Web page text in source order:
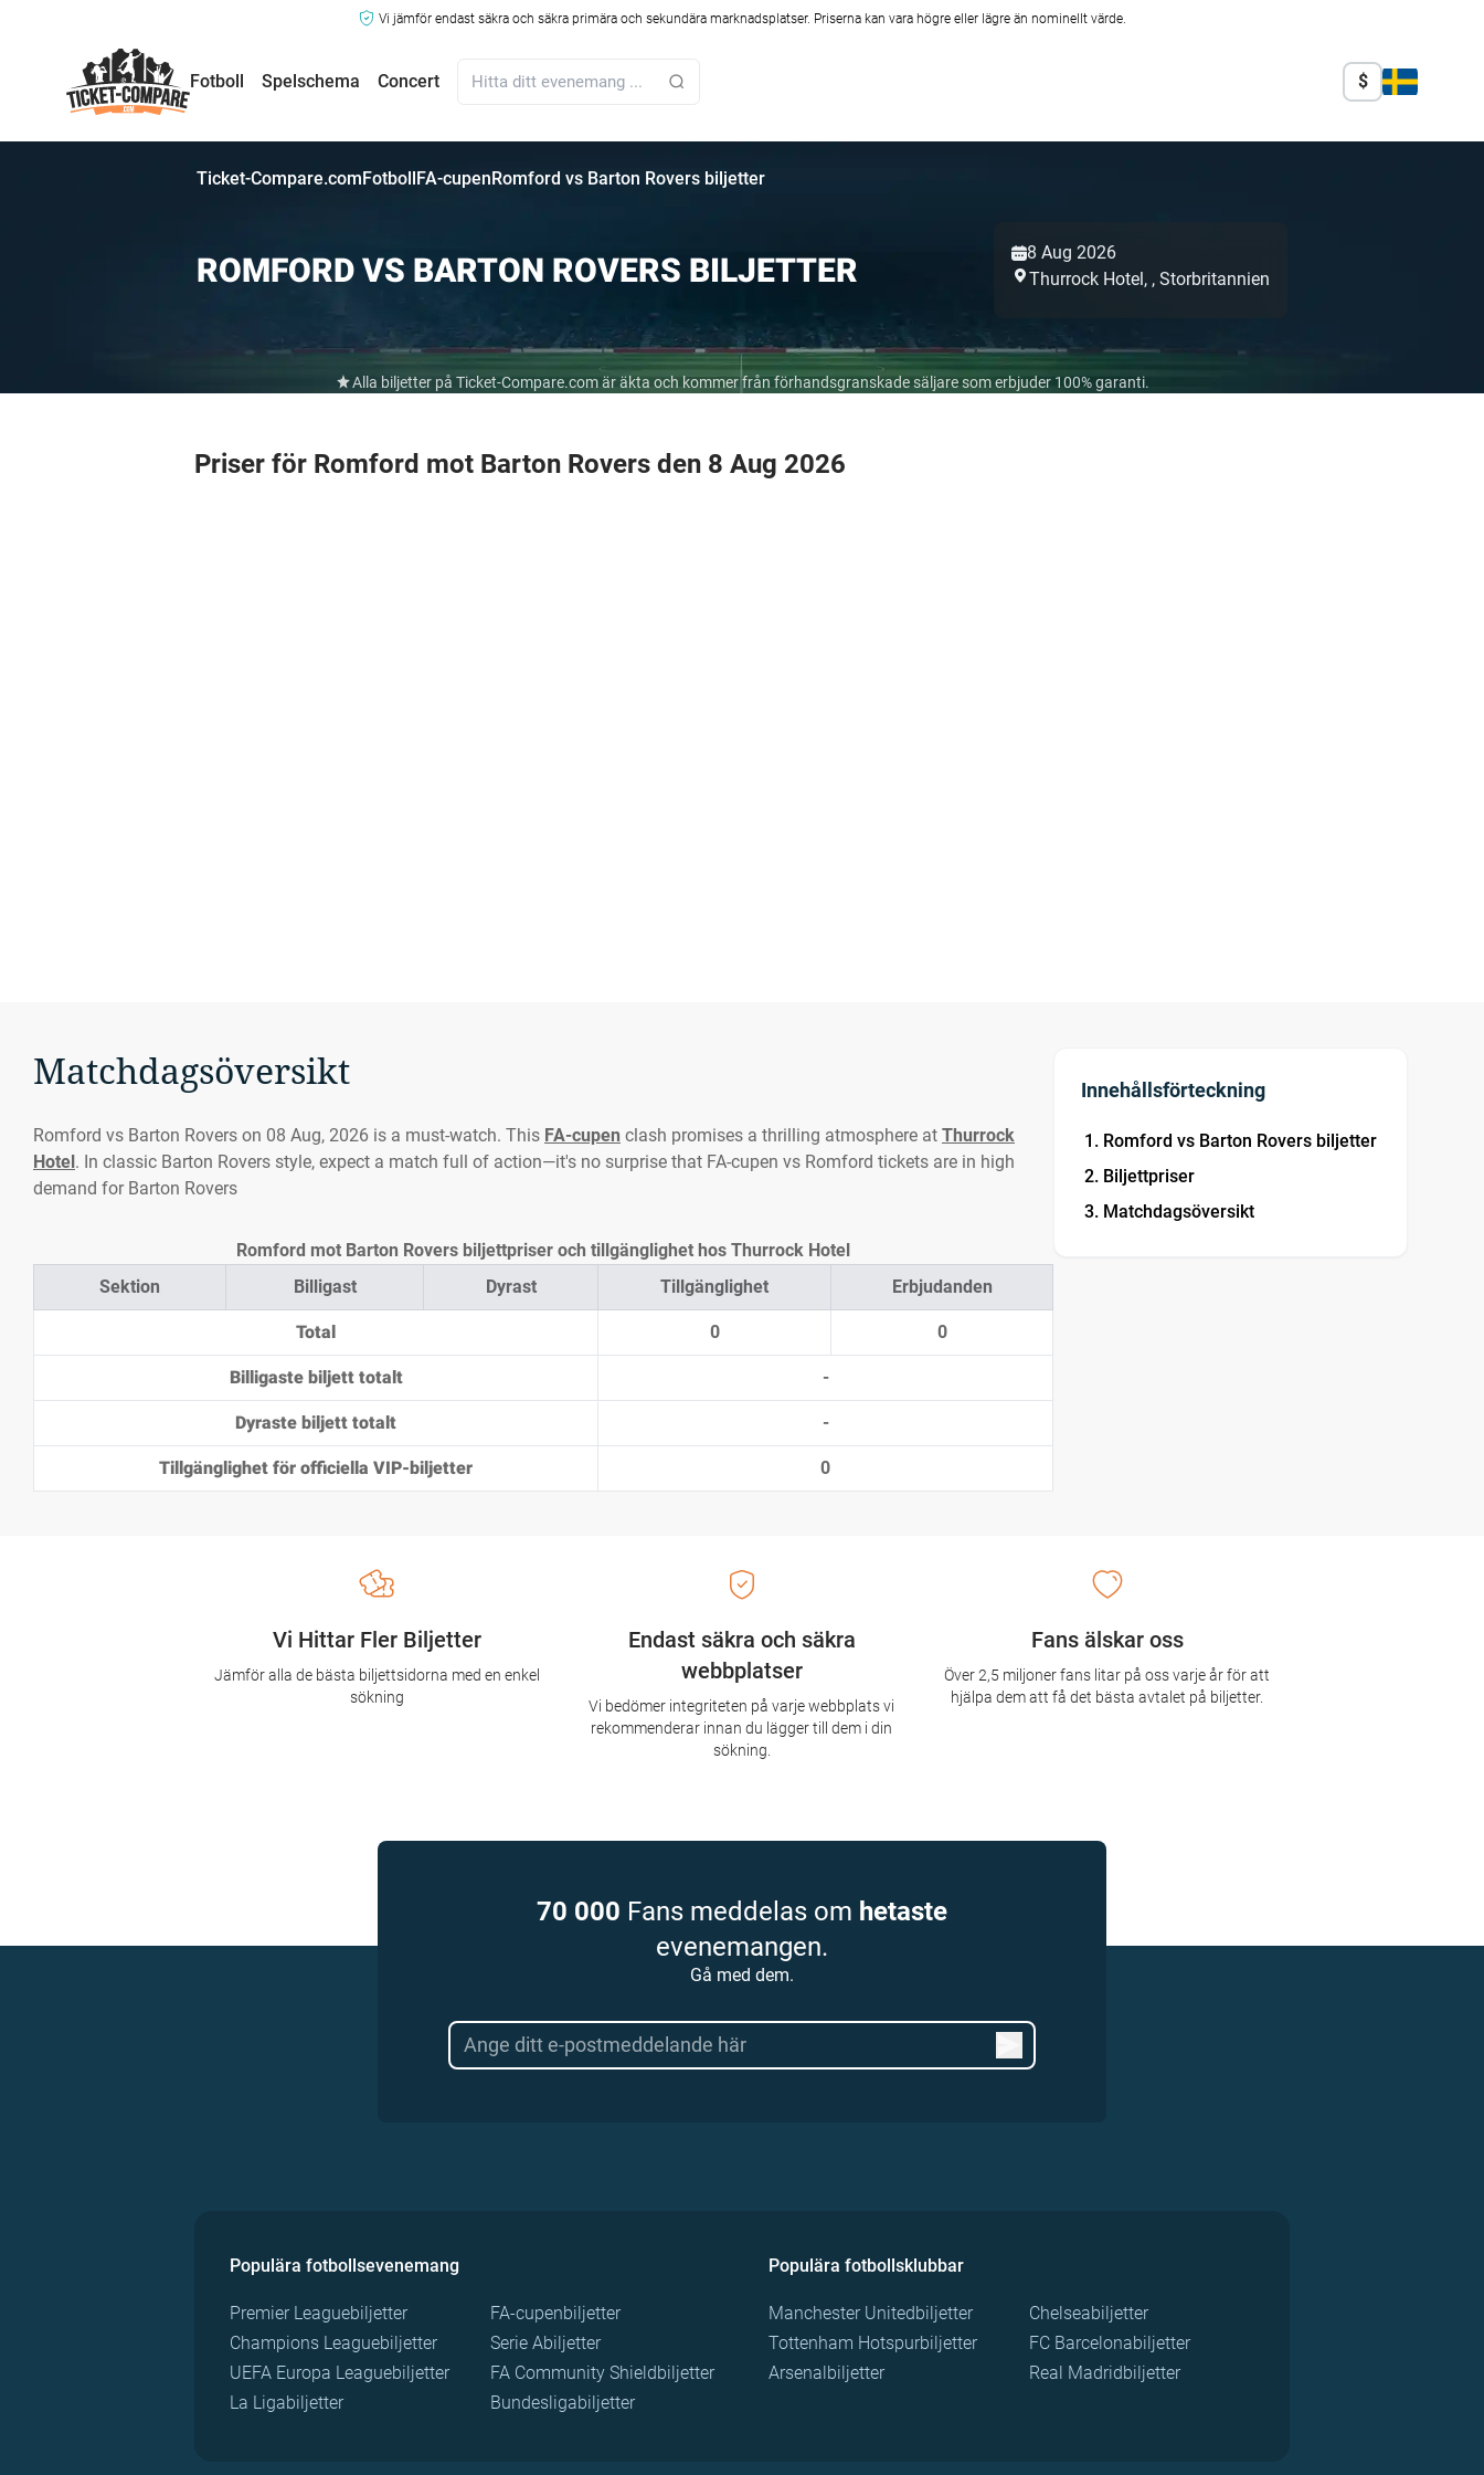
Vi jämför endast säkra och säkra primära och sekundära marknadsplatser. Priserna kan vara högre eller lägre än nominellt värde.
Fotboll Spelschema Concert $
Ticket-Compare.comFotbollFA-cupenRomford vs Barton Rovers biljetter
ROMFORD VS BARTON ROVERS BILJETTER
8 Aug 2026
Thurrock Hotel, , Storbritannien
Alla biljetter på Ticket-Compare.com är äkta och kommer från förhandsgranskade säljare som erbjuder 100% garanti.
Priser för Romford mot Barton Rovers den 8 Aug 2026
Matchdagsöversikt
Romford vs Barton Rovers on 08 Aug, 2026 is a must-watch. This FA-cupen clash promises a thrilling atmosphere at Thurrock
Hotel. In classic Barton Rovers style, expect a match full of action—it's no surprise that FA-cupen vs Romford tickets are in high
demand for Barton Rovers
Sektion Billigast Dyrast Tillgänglighet Erbjudanden
Total 0 0
Billigaste biljett totalt -
Dyraste biljett totalt -
Tillgänglighet för officiella VIP-biljetter 0
Romford mot Barton Rovers biljettpriser och tillgänglighet hos Thurrock Hotel
Innehållsförteckning
Romford vs Barton Rovers biljetter
Biljettpriser
Matchdagsöversikt
Endast säkra och säkra
webbplatser
Vi bedömer integriteten på varje webbplats vi
rekommenderar innan du lägger till dem i din
sökning.
Vi Hittar Fler Biljetter
Jämför alla de bästa biljettsidorna med en enkel
sökning
Fans älskar oss
Över 2,5 miljoner fans litar på oss varje år för att
hjälpa dem att få det bästa avtalet på biljetter.
70 000 Fans meddelas om hetaste
evenemangen.
Gå med dem.
Populära fotbollsevenemang
Premier Leaguebiljetter
Champions Leaguebiljetter
UEFA Europa Leaguebiljetter
La Ligabiljetter
FA-cupenbiljetter
Serie Abiljetter
FA Community Shieldbiljetter
Bundesligabiljetter
Populära fotbollsklubbar
Manchester Unitedbiljetter
Tottenham Hotspurbiljetter
Arsenalbiljetter
Chelseabiljetter
FC Barcelonabiljetter
Real Madridbiljetter